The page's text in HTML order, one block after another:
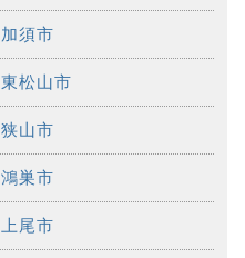
加須市
東松山市
狭山市
鴻巣市
上尾市